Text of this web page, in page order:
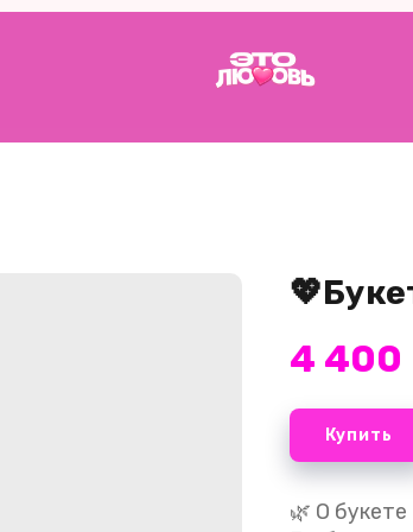
4 400
Купить
🌿 О букете